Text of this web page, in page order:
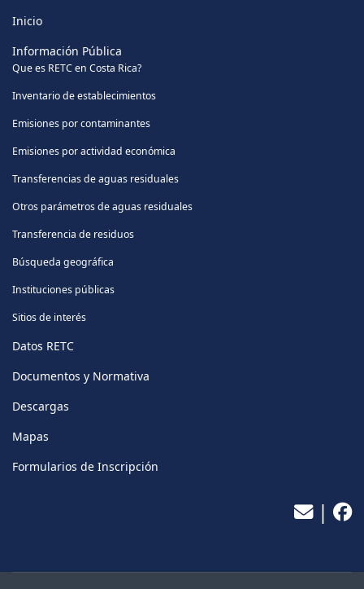
Inicio
Información Pública
Que es RETC en Costa Rica?
Inventario de establecimientos
Emisiones por contaminantes
Emisiones por actividad económica
Transferencias de aguas residuales
Otros parámetros de aguas residuales
Transferencia de residuos
Búsqueda geográfica
Instituciones públicas
Sitios de interés
Datos RETC
Documentos y Normativa
Descargas
Mapas
Formularios de Inscripción
|